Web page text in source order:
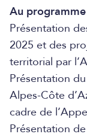
Au
Présentation
2025 et des
territorial par
Présentation
Alpes-Côte
cadre de
Présentation